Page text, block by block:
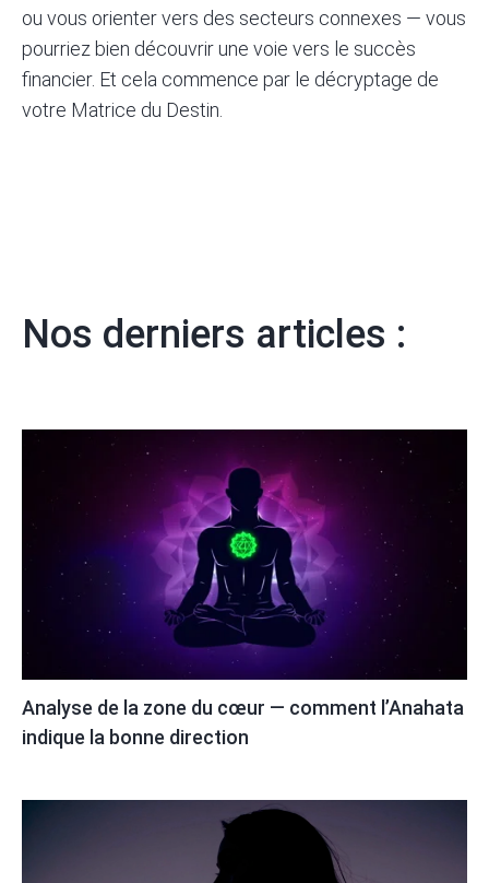
ou vous orienter vers des secteurs connexes — vous
pourriez bien découvrir une voie vers le succès
financier. Et cela commence par le décryptage de
votre Matrice du Destin.
Nos derniers articles :
Analyse de la zone du cœur — comment l’Anahata
indique la bonne direction